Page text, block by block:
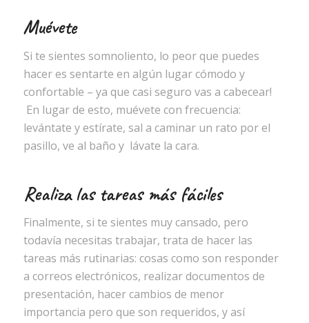
Muévete
Si te sientes somnoliento, lo peor que puedes
hacer es sentarte en algún lugar cómodo y
confortable – ya que casi seguro vas a cabecear!
En lugar de esto, muévete con frecuencia:
levántate y estírate, sal a caminar un rato por el
pasillo, ve al baño y lávate la cara.
Realiza las tareas más fáciles
Finalmente, si te sientes muy cansado, pero
todavía necesitas trabajar, trata de hacer las
tareas más rutinarias: cosas como son responder
a correos electrónicos, realizar documentos de
presentación, hacer cambios de menor
importancia pero que son requeridos, y así